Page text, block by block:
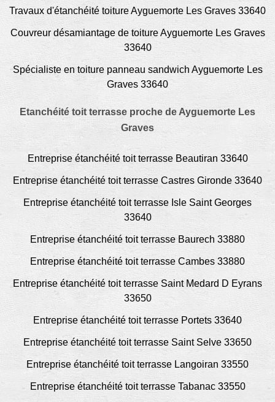
Travaux d'étanchéité toiture Ayguemorte Les Graves 33640
Couvreur désamiantage de toiture Ayguemorte Les Graves
33640
Spécialiste en toiture panneau sandwich Ayguemorte Les
Graves 33640
Etanchéité toit terrasse proche de Ayguemorte Les
Graves
Entreprise étanchéité toit terrasse Beautiran 33640
Entreprise étanchéité toit terrasse Castres Gironde 33640
Entreprise étanchéité toit terrasse Isle Saint Georges
33640
Entreprise étanchéité toit terrasse Baurech 33880
Entreprise étanchéité toit terrasse Cambes 33880
Entreprise étanchéité toit terrasse Saint Medard D Eyrans
33650
Entreprise étanchéité toit terrasse Portets 33640
Entreprise étanchéité toit terrasse Saint Selve 33650
Entreprise étanchéité toit terrasse Langoiran 33550
Entreprise étanchéité toit terrasse Tabanac 33550